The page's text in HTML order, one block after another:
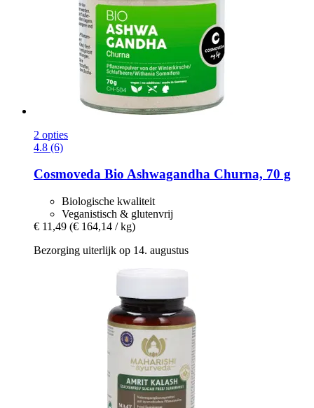
2 opties
4.8 (6)
Cosmoveda Bio Ashwagandha Churna, 70 g
Biologische kwaliteit
Veganistisch & glutenvrij
€ 11,49 (€ 164,14 / kg)
Bezorging uiterlijk op 14. augustus